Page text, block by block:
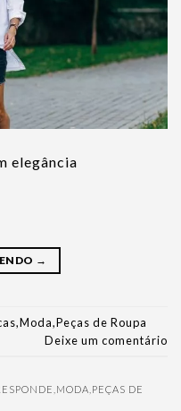
elegância
→
,Moda,Peças de Roupa
Deixe um comentário
MODA PEÇAS DE